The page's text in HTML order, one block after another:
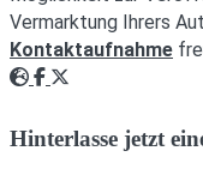
Vermarktung Ihrers
Kontaktaufnahme
Webseite
Facebook
Hinterlasse jetzt